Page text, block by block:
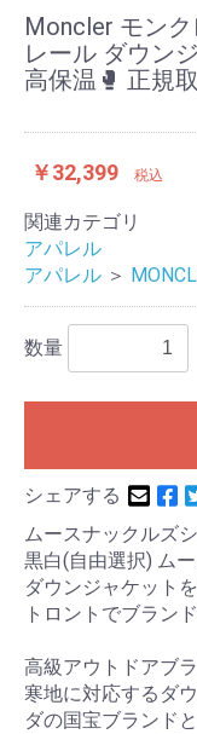
Moncler モン
レール ダウン
高保温🥊 正規
￥32,399 税込
関連カテゴリ
アパレル
アパレル ＞
数量
シェアする
ムースナックルズ
黒白(自由選択) ム
ダウンジャケット
トロントでブラン
高級アウトドアブ
寒地に対応するダ
ダの国宝ブランド